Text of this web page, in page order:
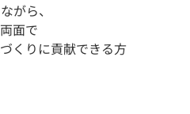
がら、
面で
くりに貢献できる方